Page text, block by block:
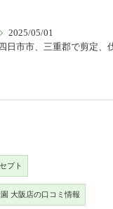
2025/05/01
プト
大阪店の口コミ情報